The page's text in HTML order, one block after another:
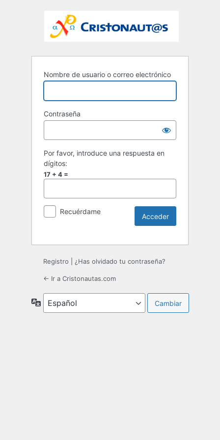
Nombre de usuario o correo electrónico
Contraseña
Por favor, introduce una respuesta en
dígitos:
17 + 4 =
Recuérdame
Registro ¿Has olvidado tu contraseña?
← Ir a Cristonautas.com
Idioma